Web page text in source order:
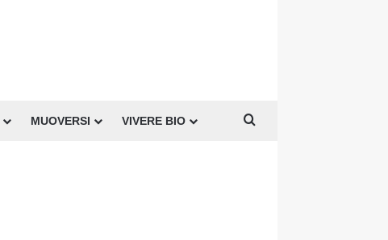
MUOVERSI VIVERE BIO